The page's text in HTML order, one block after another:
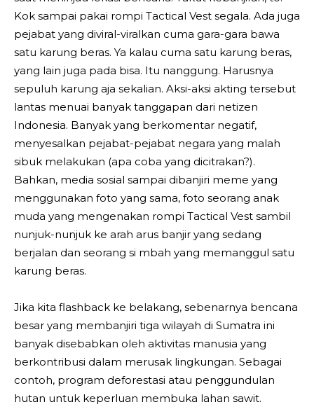
Kok sampai pakai rompi Tactical Vest segala. Ada juga
pejabat yang diviral-viralkan cuma gara-gara bawa
satu karung beras. Ya kalau cuma satu karung beras,
yang lain juga pada bisa. Itu nanggung. Harusnya
sepuluh karung aja sekalian. Aksi-aksi akting tersebut
lantas menuai banyak tanggapan dari netizen
Indonesia. Banyak yang berkomentar negatif,
menyesalkan pejabat-pejabat negara yang malah
sibuk melakukan (apa coba yang dicitrakan?).
Bahkan, media sosial sampai dibanjiri meme yang
menggunakan foto yang sama, foto seorang anak
muda yang mengenakan rompi Tactical Vest sambil
nunjuk-nunjuk ke arah arus banjir yang sedang
berjalan dan seorang si mbah yang memanggul satu
karung beras.
Jika kita flashback ke belakang, sebenarnya bencana
besar yang membanjiri tiga wilayah di Sumatra ini
banyak disebabkan oleh aktivitas manusia yang
berkontribusi dalam merusak lingkungan. Sebagai
contoh, program deforestasi atau penggundulan
hutan untuk keperluan membuka lahan sawit.